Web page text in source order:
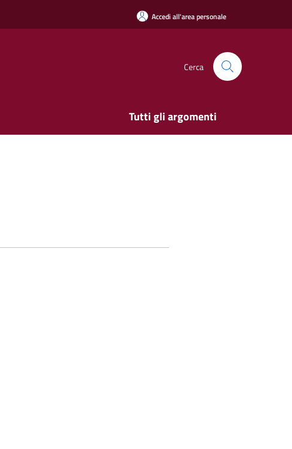
Accedi all'area personale
Cerca
Tutti gli argomenti